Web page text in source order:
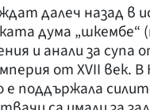
далеч назад в
дума „шкембе“
и анали за супа
от XVII век.
поддържала